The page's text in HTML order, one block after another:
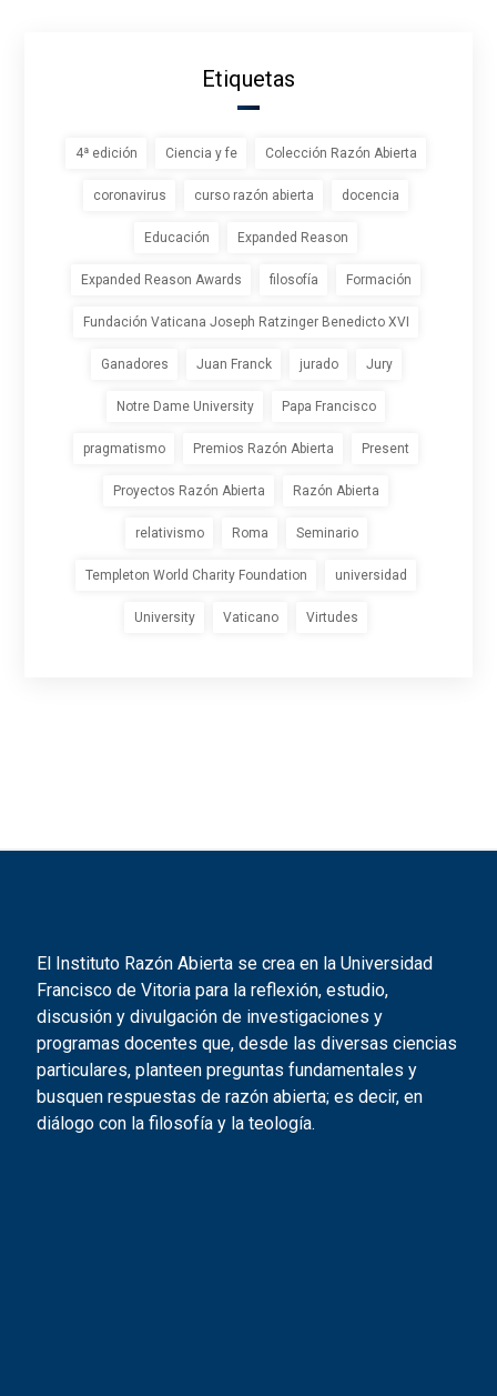
Etiquetas
4ª edición Ciencia y fe Colección Razón Abierta
coronavirus curso razón abierta docencia
Educación Expanded Reason
Expanded Reason Awards filosofía Formación
Fundación Vaticana Joseph Ratzinger Benedicto XVI
Ganadores Juan Franck jurado Jury
Notre Dame University Papa Francisco
pragmatismo Premios Razón Abierta Present
Proyectos Razón Abierta Razón Abierta
relativismo Roma Seminario
Templeton World Charity Foundation universidad
University Vaticano Virtudes
El Instituto Razón Abierta se crea en la Universidad
Francisco de Vitoria para la reflexión, estudio,
discusión y divulgación de investigaciones y
programas docentes que, desde las diversas ciencias
particulares, planteen preguntas fundamentales y
busquen respuestas de razón abierta; es decir, en
diálogo con la filosofía y la teología.